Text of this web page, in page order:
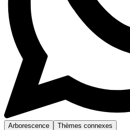
Arborescence Thèmes connexes